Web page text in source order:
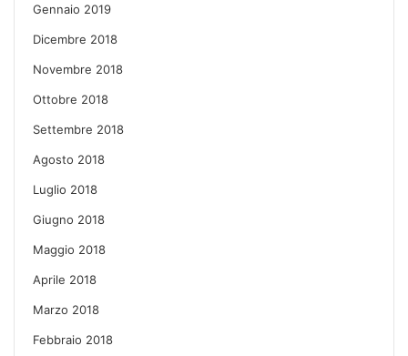
Gennaio 2019
Dicembre 2018
Novembre 2018
Ottobre 2018
Settembre 2018
Agosto 2018
Luglio 2018
Giugno 2018
Maggio 2018
Aprile 2018
Marzo 2018
Febbraio 2018